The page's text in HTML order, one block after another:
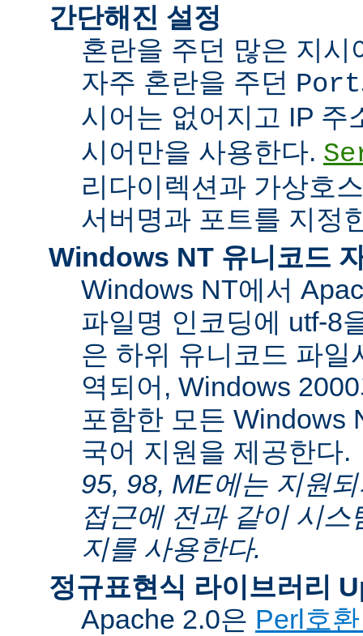
간단해진 설정
혼란을 주던 많은 지시
자주 혼란을 주던 Port
시어는 없어지고 IP 주
시어만을 사용한다.
리다이렉션과 가상호
서버명과 포트를 지정
Windows NT 유니코드
Windows NT에서
파일명 인코딩에 utf-8
은 하위 유니코드 파일
역되어, Windows
포함한 모든 Windows
국어 지원을 제공한다.
95, 98, ME에는 지원
접근에 전과 같이 시
지를 사용한다.
정규표현식 라이브러리
Apache 2.0은 Perl호